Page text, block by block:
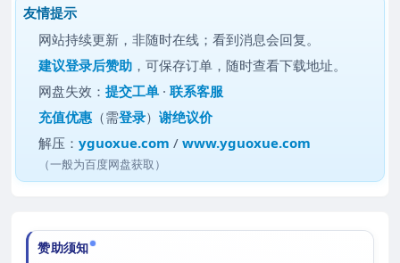
友情提示
网站持续更新，非随时在线；看到消息会回复。
建议登录后赞助 ，可保存订单，随时查看下载地址。
网盘失效：提交工单 ·联系客服
充值优惠 （需登录）谢绝议价
解压：yguoxue.com /www.yguoxue.com
（一般为百度网盘获取）
赞助须知